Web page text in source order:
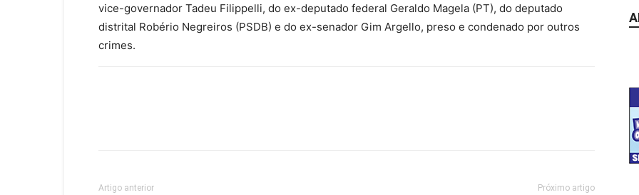
vice-governador Tadeu Filippelli, do ex-deputado federal Geraldo Magela (PT), do deputado
distrital Robério Negreiros (PSDB) e do ex-senador Gim Argello, preso e condenado por outros
crimes.
Artigo anterior Próximo artigo